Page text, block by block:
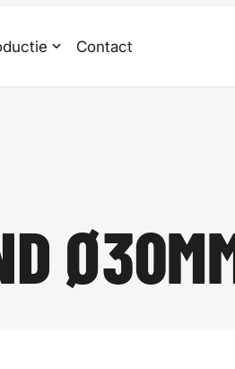
Contact
Ø30MM